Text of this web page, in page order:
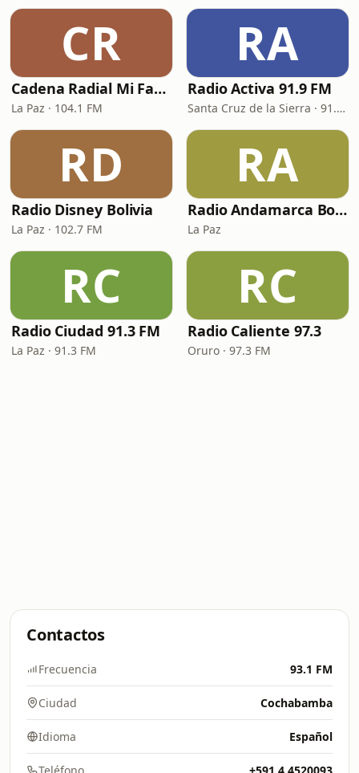
CR
Cadena Radial Mi Favorita
La Paz · 104.1 FM
RA
Radio Activa 91.9 FM
Santa Cruz de la Sierra · 91.9 FM
RD
Radio Disney Bolivia
La Paz · 102.7 FM
RA
Radio Andamarca Bolivia
La Paz
RC
Radio Ciudad 91.3 FM
La Paz · 91.3 FM
RC
Radio Caliente 97.3
Oruro · 97.3 FM
Contactos
Frecuencia 93.1 FM
Ciudad Cochabamba
Idioma Español